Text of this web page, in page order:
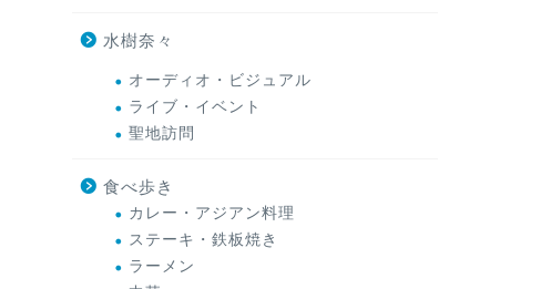
水樹奈々
オーディオ・ビジュアル
ライブ・イベント
聖地訪問
食べ歩き
カレー・アジアン料理
ステーキ・鉄板焼き
ラーメン